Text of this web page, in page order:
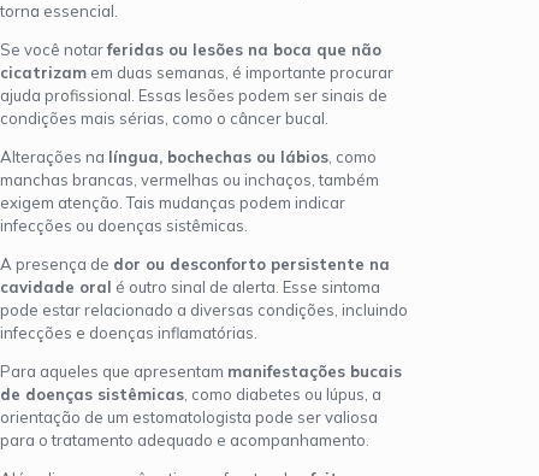
torna essencial.
Se você notarferidas ou lesões na boca que não
cicatrizam em duas semanas, é importante procurar
ajuda profissional. Essas lesões podem ser sinais de
condições mais sérias, como o câncer bucal.
Alterações na língua, bochechas ou lábios , como
manchas brancas, vermelhas ou inchaços, também
exigem atenção. Tais mudanças podem indicar
infecções ou doenças sistêmicas.
A presença de dor ou desconforto persistente na
cavidade oral é outro sinal de alerta. Esse sintoma
pode estar relacionado a diversas condições, incluindo
infecções e doenças inflamatórias.
Para aqueles que apresentam manifestações bucais
de doenças sistêmicas , como diabetes ou lúpus, a
orientação de um estomatologista pode ser valiosa
para o tratamento adequado e acompanhamento.